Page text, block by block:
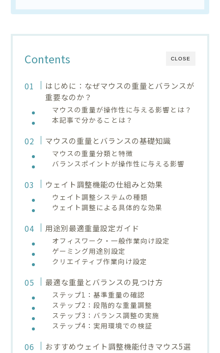
CLOSE
Contents
はじめに：なぜマウスの重量とバランスが
重要なのか？
マウスの重量が操作性に与える影響とは？
本記事で分かることは？
マウスの重量とバランスの基礎知識
マウスの重量分類と特徴
バランスポイントが操作性に与える影響
ウェイト調整機能の仕組みと効果
ウェイト調整システムの種類
ウェイト調整による具体的な効果
用途別最適重量設定ガイド
オフィスワーク・一般作業向け設定
ゲーミング用途別設定
クリエイティブ作業向け設定
最適な重量とバランスの見つけ方
ステップ1：基準重量の確認
ステップ2：段階的な重量調整
ステップ3：バランス調整の実施
ステップ4：実用環境での検証
おすすめウェイト調整機能付きマウス5選